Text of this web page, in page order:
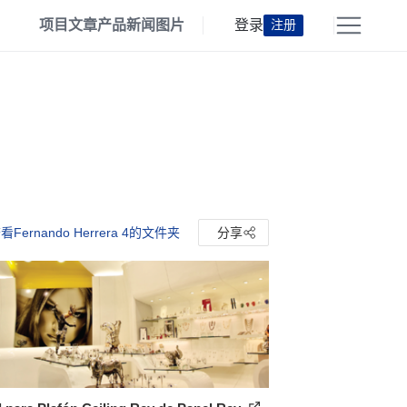
项目文章产品新闻 图片 登录 注册
Fernando Herrera 4的文件夹 分享